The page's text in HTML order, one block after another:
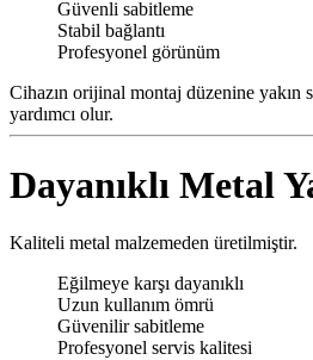
Güvenli sabitleme
Stabil bağlantı
Profesyonel görünüm
Cihazın orijinal montaj düzenine yakın
yardımcı olur.
Dayanıklı Metal
Kaliteli metal malzemeden üretilmiştir.
Eğilmeye karşı dayanıklı
Uzun kullanım ömrü
Güvenilir sabitleme
Profesyonel servis kalitesi